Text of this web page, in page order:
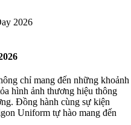
chỉ mang đến những khoảnh
hình ảnh thương hiệu thông
Đồng hành cùng sự kiện
Uniform tự hào mang đến